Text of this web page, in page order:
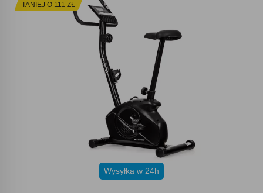
TANIEJ O 111 ZŁ
Wysyłka w 24h